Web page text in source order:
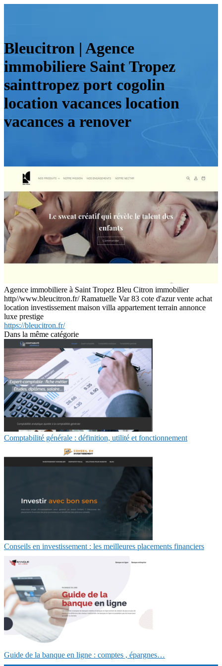
Bleucitron | Agence
immobiliere Saint Tropez
sainttropez port cogolin
location vacances location
vacances a renover
Agence immobiliere à Saint Tropez Bleu Citron immobilier
http//www.bleucitron.fr/ Ramatuelle Var 83 cote d'azur vente achat
location investissement maison villa appartement terrain annonce
luxe prestige
https://bleucitron.fr/
Dans la même catégorie
Comptabilité générale : définition, utilité et fonctionnement
Conseils en investissement : les meilleures placements financiers
Guide de la banque en ligne : comptes , épargnes…